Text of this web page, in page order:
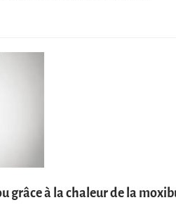
grâce à la chaleur de la